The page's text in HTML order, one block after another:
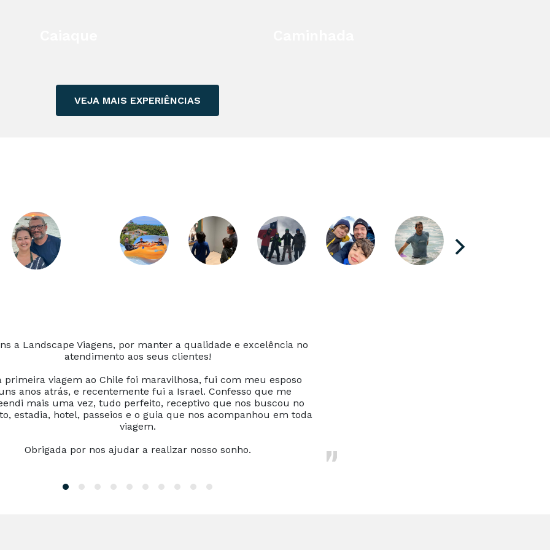
VEJA MAIS EXPERIÊNCIAS
a Landscape Viagens, por manter a qualidade e excelência no
atendimento aos seus clientes!
primeira viagem ao Chile foi maravilhosa, fui com meu esposo
anos atrás, e recentemente fui a Israel. Confesso que me
mais uma vez, tudo perfeito, receptivo que nos buscou no
estadia, hotel, passeios e o guia que nos acompanhou em toda
viagem.
Obrigada por nos ajudar a realizar nosso sonho.